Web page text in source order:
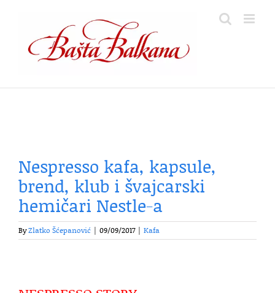
content
Nespresso kafa, kapsule,
brend, klub i švajcarski
hemičari Nestle-a
ByZlatko Šćepanović 09/09/2017 Kafa